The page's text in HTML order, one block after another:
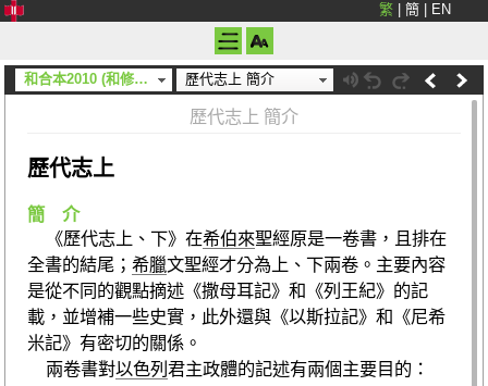
繁 簡 EN
和合本2010 (和修) (神版) 歷代志上 簡介
歷代志上 簡介
歷代志上
簡 介
《歷代志上、下》 在希伯來聖經原是一卷書，且排在
全書的結尾；希臘文聖經才分為上、下兩卷。主要內容
是從不同的觀點摘述 《撒母耳記》和 《列王紀》 的記
載，並增補一些史實，此外還與 《以斯拉記》和 《尼希
米記》 有密切的關係。
兩卷書對以色列 君主政體的記述有兩個主要目的：